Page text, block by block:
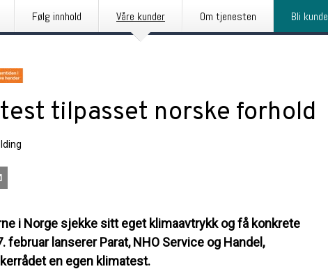
Følg innhold Våre kunder Om tjenesten Bli kunde
tilpasset norske forhold
i Norge sjekke sitt eget klimaavtrykk og få konkrete
februar lanserer Parat, NHO Service og Handel,
en egen klimatest.